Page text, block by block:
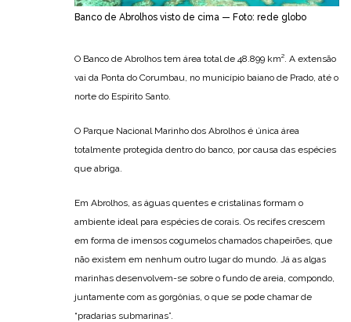
Banco de Abrolhos visto de cima — Foto: rede globo
O Banco de Abrolhos tem área total de 48.899 km². A extensão
vai da Ponta do Corumbau, no município baiano de Prado, até o
norte do Espírito Santo.
O Parque Nacional Marinho dos Abrolhos é única área
totalmente protegida dentro do banco, por causa das espécies
que abriga.
Em Abrolhos, as águas quentes e cristalinas formam o
ambiente ideal para espécies de corais. Os recifes crescem
em forma de imensos cogumelos chamados chapeirões, que
não existem em nenhum outro lugar do mundo. Já as algas
marinhas desenvolvem-se sobre o fundo de areia, compondo,
juntamente com as gorgônias, o que se pode chamar de
“pradarias submarinas”.